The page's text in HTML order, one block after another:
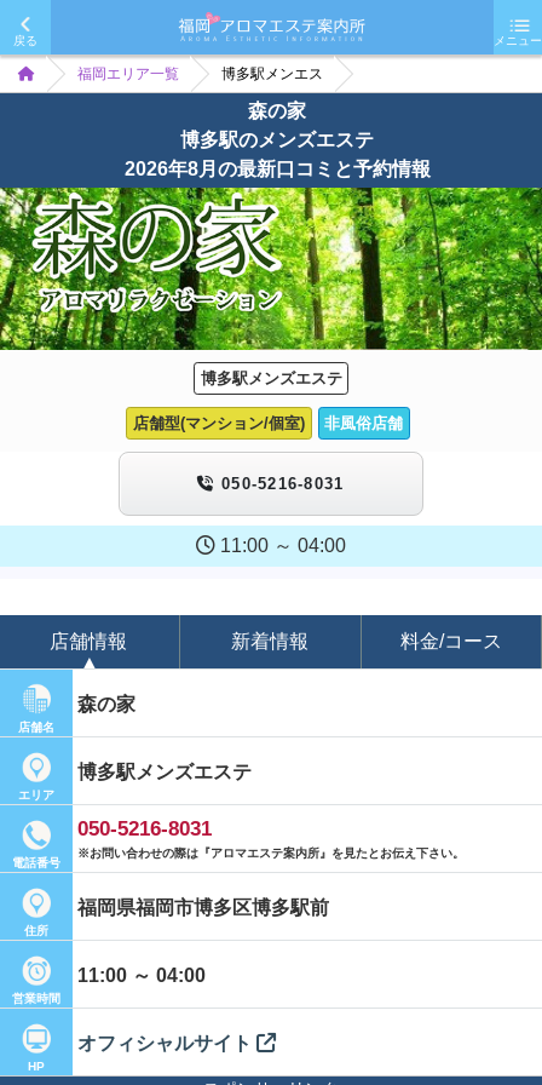
戻る メニュー
福岡エリア一覧 博多駅メンエス
森の家
博多駅のメンズエステ
2026年8月の最新口コミと予約情報
博多駅メンズエステ
店舗型(マンション/個室) 非風俗店舗
050-5216-8031
11:00 ～ 04:00
店舗情報 新着情報 料金/コース
店舗名
森の家
エリア
博多駅メンズエステ
電話番号
050-5216-8031
※お問い合わせの際は『アロマエステ案内所』を見たとお伝え下さい。
住所
福岡県福岡市博多区博多駅前
営業時間
11:00 ～ 04:00
HP
オフィシャルサイト